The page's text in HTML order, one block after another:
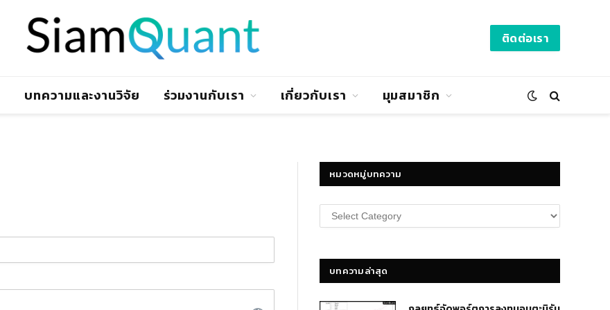
ติดต่อเรา
บทความและงานวิจัย ร่วมงานกับเรา เกี่ยวกับเรา มุมสมาชิก
หมวดหมู่บทความ
หมวด
หมู่
บทความล่าสุด